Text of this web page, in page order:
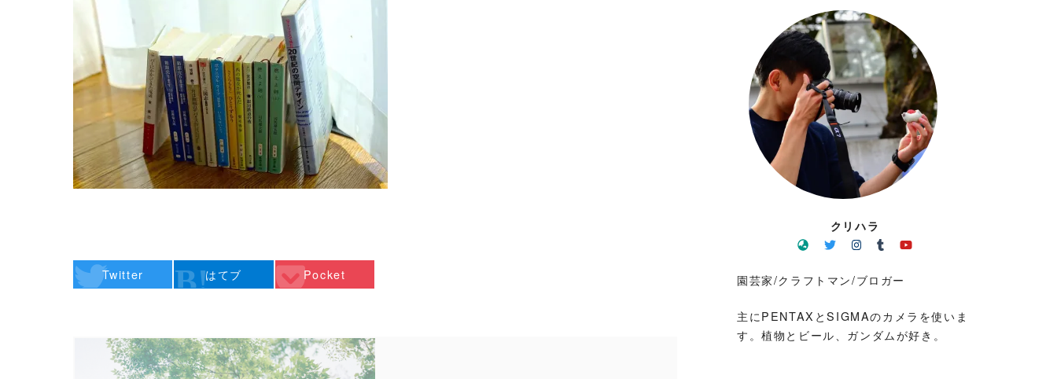
Twitter はてブ Pocket
クリハラ
園芸家/クラフトマン/ブロガー
主にPENTAXとSIGMAのカメラを使いま
す。植物とビール、ガンダムが好き。